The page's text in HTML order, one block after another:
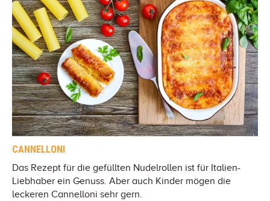
CANNELLONI
Das Rezept für die gefüllten Nudelrollen ist für Italien-
Liebhaber ein Genuss. Aber auch Kinder mögen die
leckeren Cannelloni sehr gern.